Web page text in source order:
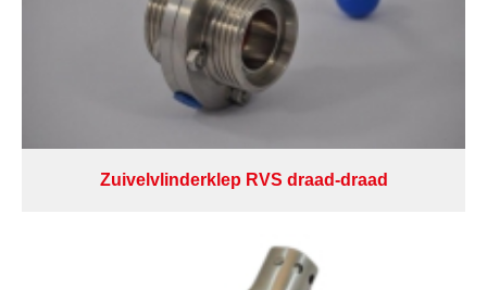
Zuivelvlinderklep RVS draad-draad